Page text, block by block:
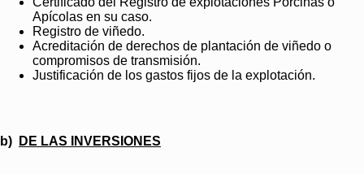
Apícolas en su caso.
Registro de viñedo.
Acreditación de derechos de plantación de viñedo o
compromisos de transmisión.
Justificación de los gastos fijos de la explotación.
b) DE LAS INVERSIONES